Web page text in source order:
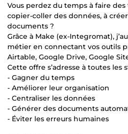
Vous perdez du temps à faire
copier-coller des données, à
documents ?
Grâce à Make (ex-Integromat),
métier en connectant vos outils
Airtable, Google Drive, Google
Cette offre s’adresse à toutes les
- Gagner du temps
- Améliorer leur organisation
- Centraliser les données
- Générer des documents
- Éviter les erreurs humaines